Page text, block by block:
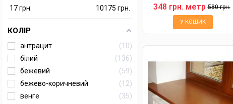
348 грн. метр580 грн.
У КОШИК
17грн. 10175 грн.
КОЛІР
антрацит
10
білий
136
бежевий
59
бежево-коричневий
12
венге
35